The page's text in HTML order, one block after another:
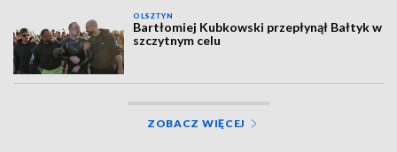
OLSZTYN
Bartłomiej Kubkowski przepłynął Bałtyk w
szczytnym celu
ZOBACZ WIĘCEJ